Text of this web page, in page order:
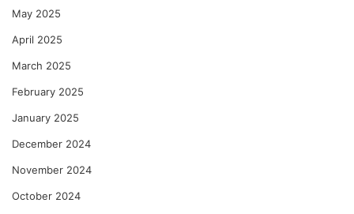
May 2025
April 2025
March 2025
February 2025
January 2025
December 2024
November 2024
October 2024